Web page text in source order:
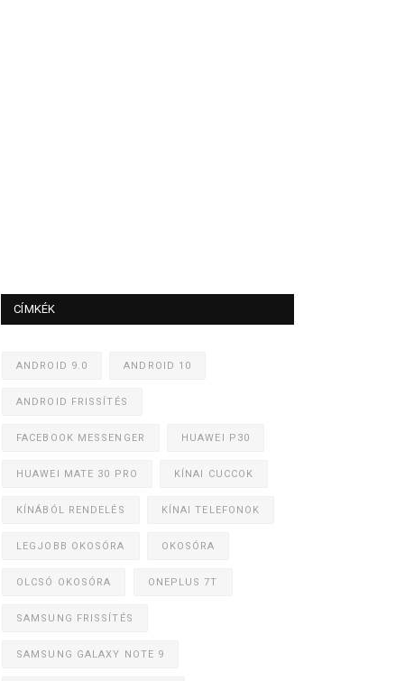
CÍMKÉK
ANDROID 9.0 ANDROID 10
ANDROID FRISSÍTÉS
FACEBOOK MESSENGER HUAWEI P30
HUAWEI MATE 30 PRO KÍNAI CUCCOK
KÍNÁBÓL RENDELÉS KÍNAI TELEFONOK
LEGJOBB OKOSÓRA OKOSÓRA
OLCSÓ OKOSÓRA ONEPLUS 7T
SAMSUNG FRISSÍTÉS
SAMSUNG GALAXY NOTE 9